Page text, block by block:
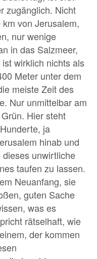
zugänglich. Nicht
von Jerusalem,
nur wenige
in das Salzmeer,
wirklich nichts als
Meter unter dem
meiste Zeit des
Nur unmittelbar am
Hier steht
ja
hinab und
unwirtliche
taufen zu lassen.
Neuanfang, sie
guten Sache
was es
rätselhaft, wie
der kommen